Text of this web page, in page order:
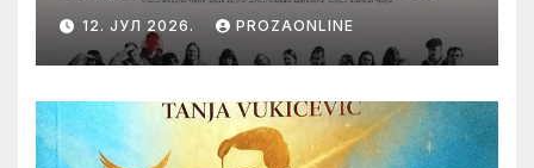
Label na Filmskom festivalu
u Karlovim Varima
12. ЈУЛ 2026. PROZAONLINE